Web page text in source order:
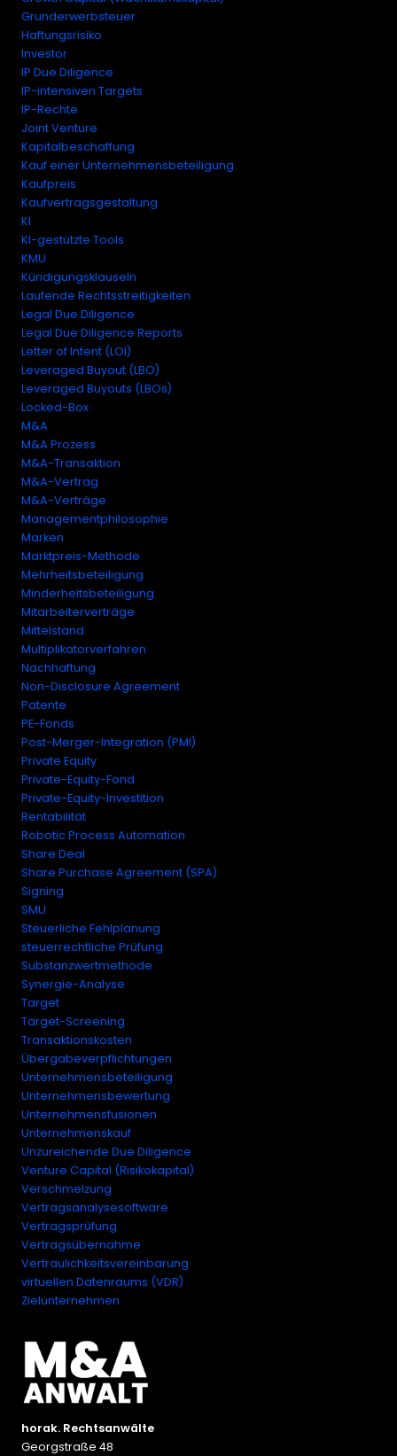
Grunderwerbsteuer
Haftungsrisiko
Investor
IP Due Diligence
IP-intensiven Targets
IP-Rechte
Joint Venture
Kapitalbeschaffung
Kauf einer Unternehmensbeteiligung
Kaufpreis
Kaufvertragsgestaltung
KI
KI-gestützte Tools
KMU
Kündigungsklauseln
Laufende Rechtsstreitigkeiten
Legal Due Diligence
Legal Due Diligence Reports
Letter of Intent (LOI)
Leveraged Buyout (LBO)
Leveraged Buyouts (LBOs)
Locked-Box
M&A
M&A Prozess
M&A-Transaktion
M&A-Vertrag
M&A-Verträge
Managementphilosophie
Marken
Marktpreis-Methode
Mehrheitsbeteiligung
Minderheitsbeteiligung
Mitarbeiterverträge
Mittelstand
Multiplikatorverfahren
Nachhaftung
Non-Disclosure Agreement
Patente
PE-Fonds
Post-Merger-Integration (PMI)
Private Equity
Private-Equity-Fond
Private-Equity-Investition
Rentabilität
Robotic Process Automation
Share Deal
Share Purchase Agreement (SPA)
Signing
SMU
Steuerliche Fehlplanung
steuerrechtliche Prüfung
Substanzwertmethode
Synergie-Analyse
Target
Target-Screening
Transaktionskosten
Übergabeverpflichtungen
Unternehmensbeteiligung
Unternehmensbewertung
Unternehmensfusionen
Unternehmenskauf
Unzureichende Due Diligence
Venture Capital (Risikokapital)
Verschmelzung
Vertragsanalysesoftware
Vertragsprüfung
Vertragsübernahme
Vertraulichkeitsvereinbarung
virtuellen Datenraums (VDR)
Zielunternehmen
horak. Rechtsanwälte
Georgstraße 48